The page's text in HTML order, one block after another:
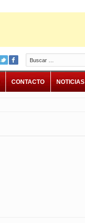
Buscar
CONTACTO NOTICIAS